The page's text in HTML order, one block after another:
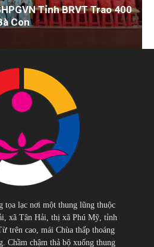
Tỉnh BRVT Trao 400
Con
tọa lạc nơi một thung lũng thuộc
xã Tân Hải, thị xã Phú Mỹ, tỉnh
trên cao, mái Chùa thấp thoáng
Chầm chậm thả bộ xuống thung